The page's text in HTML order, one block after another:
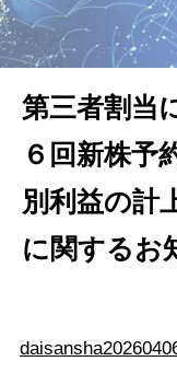
第三者割当
６回新株予
別利益の計
に関するお